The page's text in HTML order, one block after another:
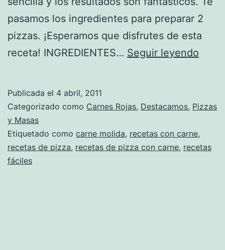
pasamos los ingredientes para preparar 2
pizzas. ¡Esperamos que disfrutes de esta
receta! INGREDIENTES… Seguir leyendo
de
Publicada el 4 abril, 2011
Categorizado como Carnes Rojas, Destacamos, Pizzas
y Masas
Etiquetado como carne molida, recetas con carne,
recetas de pizza, recetas de pizza con carne, recetas
fáciles